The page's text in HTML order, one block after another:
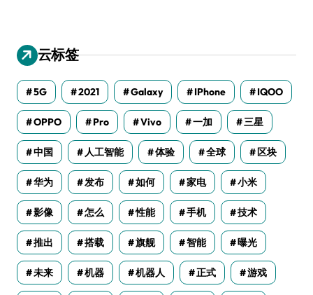
云标签
5G 2021 Galaxy IPhone IQOO
OPPO Pro Vivo 一加 三星
中国 人工智能 体验 全球 区块
华为 发布 如何 家电 小米
影像 怎么 性能 手机 技术
推出 搭载 旗舰 智能 曝光
未来 机器 机器人 正式 游戏